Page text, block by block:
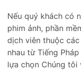
Nếu quý khách có
phim ảnh, phần
dịch viên thuộc
nhau từ Tiếng
lựa chọn Chúng tôi